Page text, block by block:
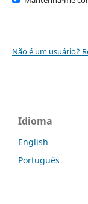
Não é um usuário?
Idioma
English
Português